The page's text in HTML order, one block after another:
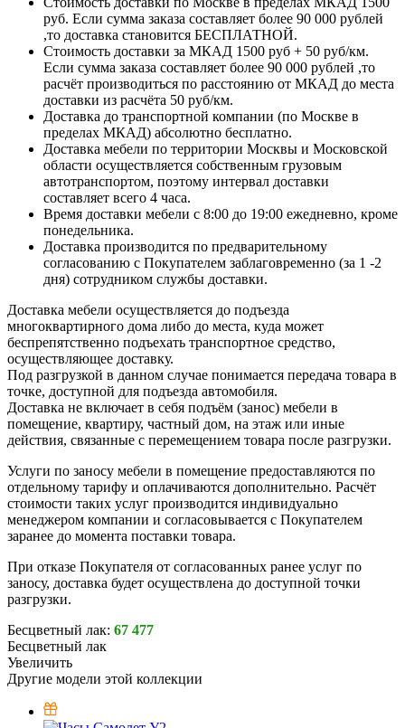
Каждое изделие сохраняет индивидуальную текстуру
древесины.
Дополнительные возможности
Модель может быть дополнительно укомплектована:
антресолью
Это позволяет увеличить полезное пространство для хранения
сезонных вещей и коробок.
Преимущества модели
удобное сочетание полок и штанги
4 вместительных ящика
натуральный массив сосны
возможность установки антресоли
подходит для спальни и гардеробной
Характеристики
Артикул: ДМ-Шк-003я
Материал: массив сосны
Размеры (Ш×В×Г): 1218 × 1900 × 600 мм
Внутреннее наполнение:
полки
4 выдвижных ящика
Форма поставки: в разобранном виде
Вес: 95 кг
Объём: 0,27 м³